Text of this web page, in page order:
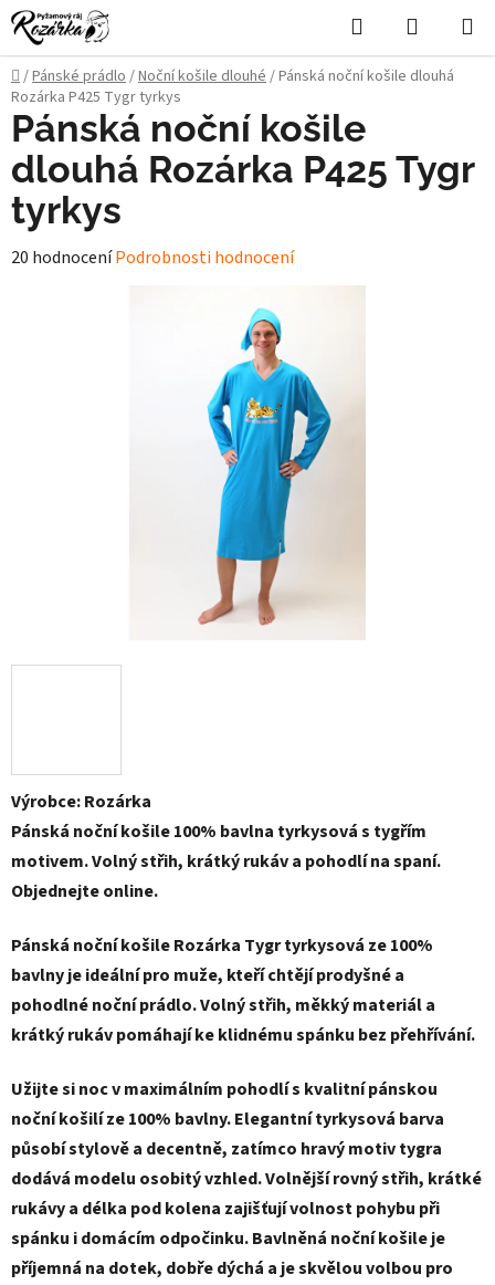
Přejít
na
obsah
Hledat
KOŠÍK
Domů
/Pánské prádlo/Noční košile dlouhé/Pánská noční košile dlouhá
Rozárka P425 Tygr tyrkys
Výrobce: Rozárka
Pánská noční košile 100% bavlna tyrkysová s tygřím
motivem. Volný střih, krátký rukáv a pohodlí na spaní.
Objednejte online.
Pánská noční košile Rozárka Tygr tyrkysová ze 100%
bavlny je ideální pro muže, kteří chtějí prodyšné a
pohodlné noční prádlo. Volný střih, měkký materiál a
krátký rukáv pomáhají ke klidnému spánku bez přehřívání.
Užijte si noc v maximálním pohodlí s kvalitní pánskou
noční košilí ze 100% bavlny. Elegantní tyrkysová barva
působí stylově a decentně, zatímco hravý motiv tygra
dodává modelu osobitý vzhled. Volnější rovný střih, krátké
rukávy a délka pod kolena zajišťují volnost pohybu při
spánku i domácím odpočinku. Bavlněná noční košile je
příjemná na dotek, dobře dýchá a je skvělou volbou pro
Pánská noční košile
dlouhá Rozárka P425 Tygr
tyrkys
Průměrné
20 hodnoceníPodrobnosti hodnocení